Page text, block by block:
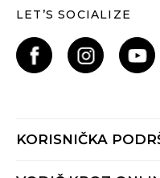
LET’S SOCIALIZE
KORISNIČKA
Provjeri status porudžbine